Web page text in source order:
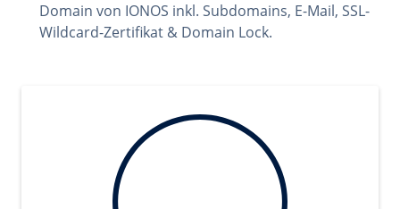
Domain von IONOS inkl. Subdomains, E-Mail, SSL-
Wildcard-Zertifikat & Domain Lock.